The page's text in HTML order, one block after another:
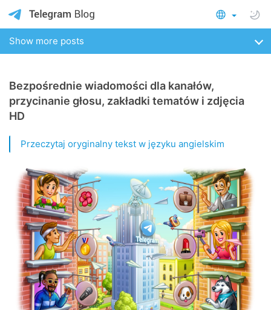
Show more posts
Bezpośrednie wiadomości dla kanałów,
przycinanie głosu, zakładki tematów i zdjęcia
HD
Przeczytaj oryginalny tekst w języku angielskim